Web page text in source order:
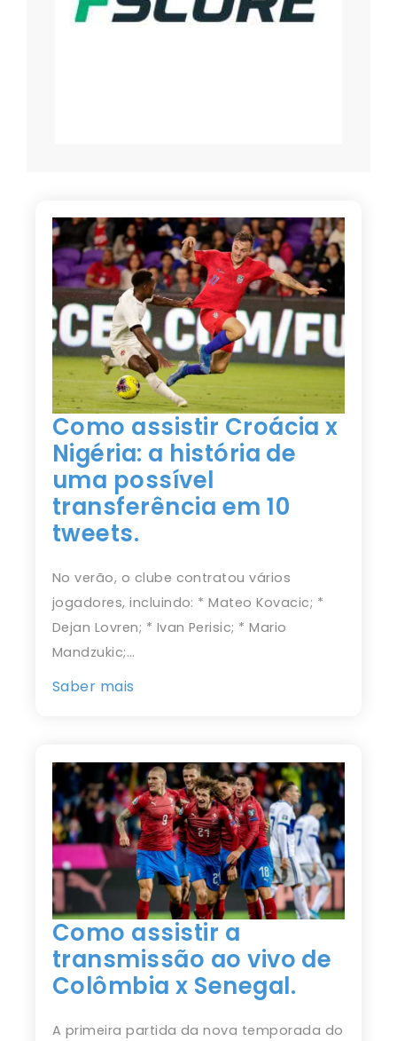
Como assistir Croácia x
Nigéria: a história de
uma possível
transferência em 10
tweets.
No verão, o clube contratou vários
jogadores, incluindo: * Mateo Kovacic; *
Dejan Lovren; * Ivan Perisic; * Mario
Mandzukic;…
Saber mais
Como assistir a
transmissão ao vivo de
Colômbia x Senegal.
A primeira partida da nova temporada do